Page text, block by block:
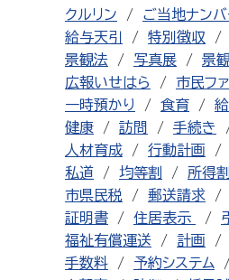
クルリン
ご当地ナンバ
給与天引
特別徴収
景観法
写真展 景
広報いせはら
市民フ
一時預かり
食育
健康
訪問 手続き
人材育成
行動計画
私道
均等割 所得割
市県民税
郵送請求
証明書
住居表示
福祉有償運送
計画
手数料
予約システム